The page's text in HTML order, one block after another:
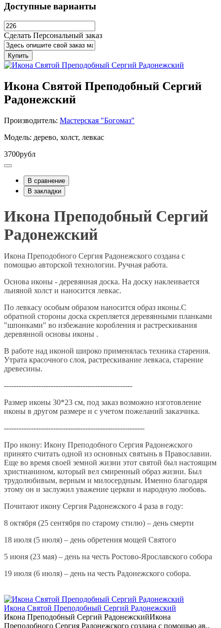
Доступные варианты
Сделать Персональный заказ
Купить
Икона Святой Преподобный Сергий
Радонежский
Производитель: Мастерская "Богомаз"
Модель: дерево, холст, левкас
3700рубл
В сравнение
В закладки
Икона Преподобный Сергий
Радонежский
Икона Преподобного Сергия Радонежского создана с
помощью авторской технологии. Ручная работа.
Основа иконы - деревянная доска. На доску наклеивается
льняной холст и наносится левкас.
По левкасу особым образом наносится образ иконы.С
обратной стороны доска скрепляется деревянными планками
"шпонками" во избежание коробления и растрескивания
деревянной основы иконы .
В работе над иконой широко применялась техника старения.
Утрата красочного слоя, растрескивание левкаса, старение
древесины.
----------------------------------------------------
Размер иконы 30*23 см, под заказ возможно изготовление
иконы в другом размере и с учетом пожеланий заказчика.
---------------------------------------------------------
Про икону: Икону Преподобного Сергия Радонежского
принято считать одной из основных святынь в Православии.
Еще во время своей земной жизни этот святой был настоящим
христианином, который вел смиренный образ жизни. Был
трудолюбивым, верным и милосердным. Именно благодаря
этому он и заслужил уважение церкви и народную любовь.
Почитают икону Сергия Радонежского 4 раза в году:
8 октября (25 сентября по старому стилю) – день смерти
18 июля (5 июля) – день обретения мощей Святого
5 июня (23 мая) – день на честь Ростово-Ярославского собора
19 июля (6 июля) – день на честь Радонежского собора.
Икона Святой Преподобный Сергий Радонежский
Икона Преподобный Сергий РадонежскийИкона
Преподобного Сергия Радонежского создана с помощью ав..